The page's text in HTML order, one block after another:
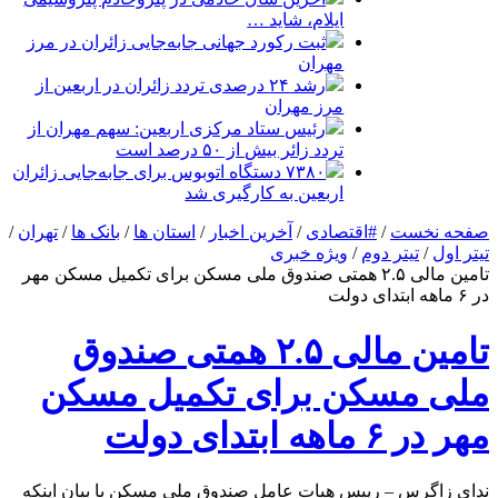
ایلام، شاید …
ثبت رکورد جهانی جابه‌جایی زائران در مرز
مهران
رشد ۲۴ درصدی تردد زائران در اربعین از
مرز مهران
رئیس ستاد مرکزی اربعین: سهم مهران از
تردد زائر بیش از ۵۰ درصد است
۷۳۸۰ دستگاه اتوبوس برای جابه‌جایی زائران
اربعین به‌ کارگیری شد
صفحه نخست / #اقتصادی / آخرین اخبار / استان ها / بانک ها / تهران /
تیتر اول / تیتر دوم / ویژه خبری
تامین مالی ۲.۵ همتی صندوق ملی مسکن برای تکمیل مسکن مهر
در ۶ ماهه ابتدای دولت
تامین مالی ۲.۵ همتی صندوق
ملی مسکن برای تکمیل مسکن
مهر در ۶ ماهه ابتدای دولت
ندای زاگرس – رییس هیات عامل صندوق ملی مسکن با بیان اینکه